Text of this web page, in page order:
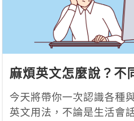
麻煩英文怎麼說？不
用法一次解析！
今天將帶你一次認識各種
英文用法，不論是生活會